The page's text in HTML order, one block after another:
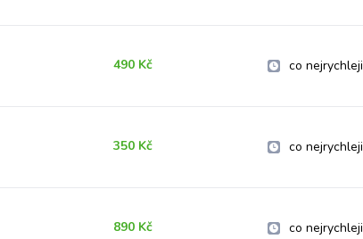
490 Kč co nejrychleji
350 Kč co nejrychleji
890 Kč co nejrychleji